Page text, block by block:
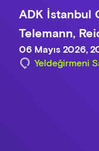
ADK İstanbul
Telemann,
06 Mayıs 2026,
Yeldeğirmeni